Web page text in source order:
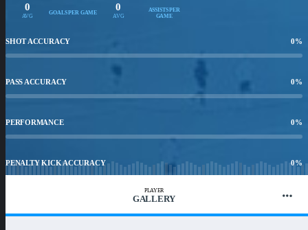
0
AVG GOALS PER GAME
0
AVG
ASSISTS PER
GAME
SHOT ACCURACY 0%
PASS ACCURACY 0%
PERFORMANCE 0%
PENALTY KICK ACCURACY 0%
PLAYER
GALLERY